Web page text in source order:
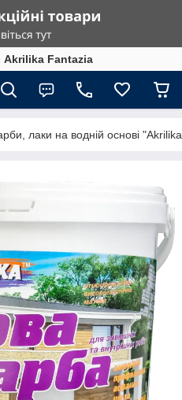
Fantazia
лаки на водній основі